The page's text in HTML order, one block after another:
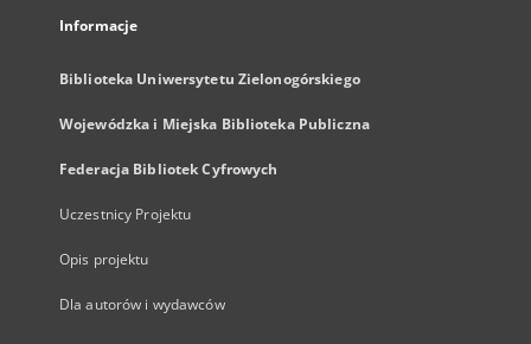
Informacje
Biblioteka Uniwersytetu Zielonogórskiego
Wojewódzka i Miejska Biblioteka Publiczna
Federacja Bibliotek Cyfrowych
Uczestnicy Projektu
Opis projektu
Dla autorów i wydawców